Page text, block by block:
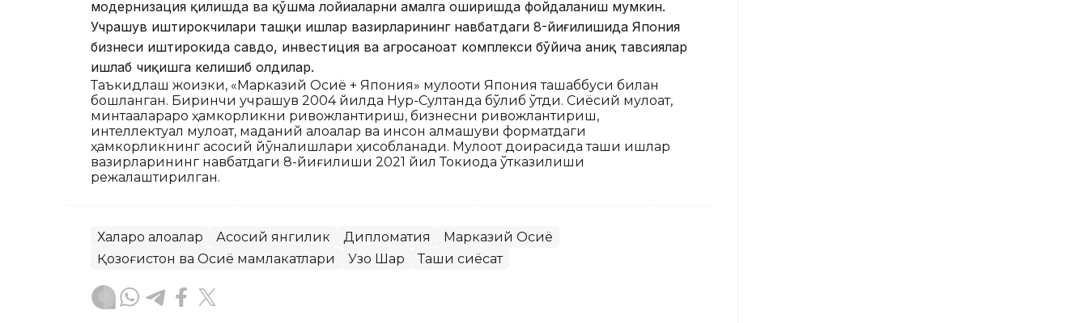
модернизация қилишда ва қўшма лойиҳаларни амалга оширишда фойдаланиш мумкин.
Учрашув иштирокчилари ташқи ишлар вазирларининг навбатдаги 8-йиғилишида Япония
бизнеси иштирокида савдо, инвестиция ва агросаноат комплекси бўйича аниқ тавсиялар
ишлаб чиқишга келишиб олдилар.
Таъкидлаш жоизки, «Марказий Осиё + Япония» мулоқоти Япония ташаббуси билан
бошланган. Биринчи учрашув 2004 йилда Нур-Султанда бўлиб ўтди. Сиёсий мулоқат,
минтақалараро ҳамкорликни ривожлантириш, бизнесни ривожлантириш,
интеллектуал мулоқат, маданий алоқалар ва инсон алмашуви форматдаги
ҳамкорликнинг асосий йўналишлари ҳисобланади. Мулоқот доирасида ташқи ишлар
вазирларининг навбатдаги 8-йиғилиши 2021 йил Токиода ўтказилиши
режалаштирилган.
Халқаро алоқалар Асосий янгилик Дипломатия
Марказий Осиё
Қозоғистон ва Осиё мамлакатлари
Узоқ Шарқ Ташқи сиёсат